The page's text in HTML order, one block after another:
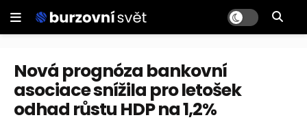
Nová prognóza bankovní
asociace snížila pro letošek
odhad růstu HDP na 1,2%